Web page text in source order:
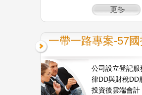
一帶一路專案-57
公司設立登記
律DD與財稅DD
投資後雲端會計